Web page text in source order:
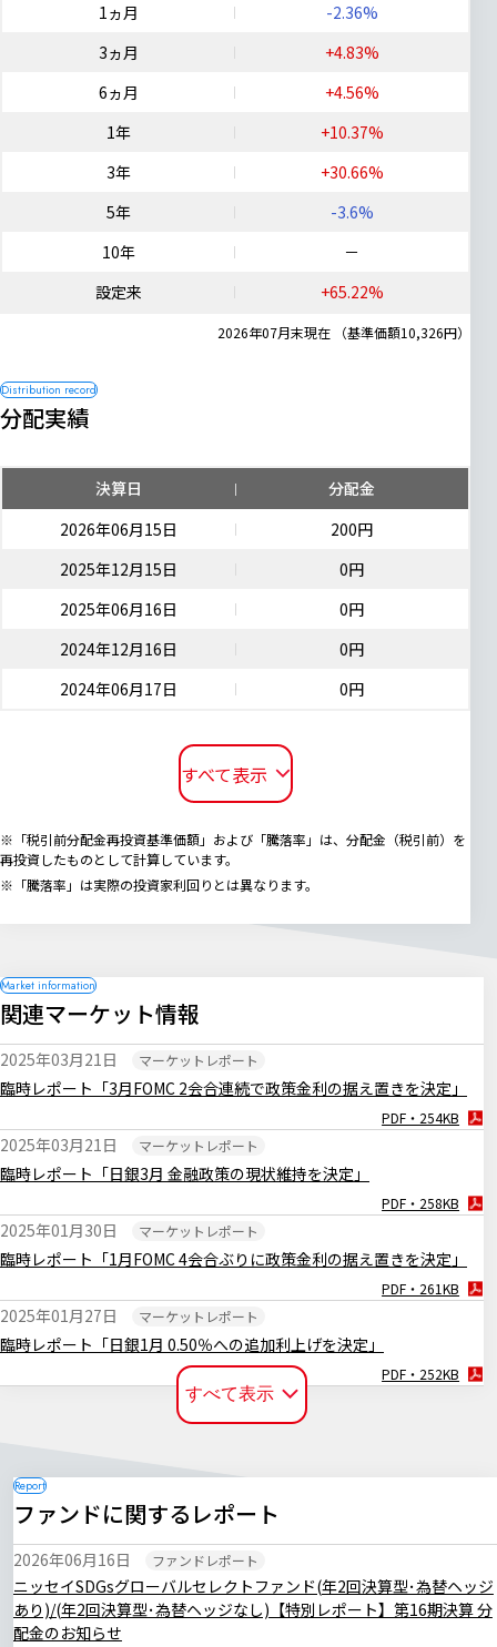
1ヵ月
-2.36%
3ヵ月
+4.83%
6ヵ月
+4.56%
1年
+10.37%
3年
+30.66%
5年
-3.6%
10年
－
設定来
+65.22%
2026年07月末現在 （基準価額10,326円）
分配実績
決算日
分配金
2026年06月15日
200円
2025年12月15日
0円
2025年06月16日
0円
2024年12月16日
0円
2024年06月17日
0円
すべて表示
※「税引前分配金再投資基準価額」および「騰落率」は、分配金（税引前）を
再投資したものとして計算しています。
※「騰落率」は実際の投資家利回りとは異なります。
関連マーケット情報
臨時レポート「3月FOMC 2会合連続で政策金利の据え置きを決定」
2025年03月21日 マーケットレポート
PDF・254KB
臨時レポート「日銀3月 金融政策の現状維持を決定」
2025年03月21日 マーケットレポート
PDF・258KB
臨時レポート「1月FOMC 4会合ぶりに政策金利の据え置きを決定」
2025年01月30日 マーケットレポート
PDF・261KB
臨時レポート「日銀1月 0.50％への追加利上げを決定」
2025年01月27日 マーケットレポート
PDF・252KB
臨時レポート「日銀12月 金融政策の現状維持を決定」
マーケットレポート
臨時レポート「12月FOMC 3会合連続で利下げを決定」
2024年12月19日
PDF・256KB
臨時レポート「11月FOMC 2会合連続で利下げを決定」
2024年11月08日 マーケットレポート
すべて表示
ファンドに関するレポート
ニッセイSDGsグローバルセレクトファンド(年2回決算型･為替ヘッジ
あり)/(年2回決算型･為替ヘッジなし)【特別レポート】第16期決算 分
配金のお知らせ
2026年06月16日 ファンドレポート